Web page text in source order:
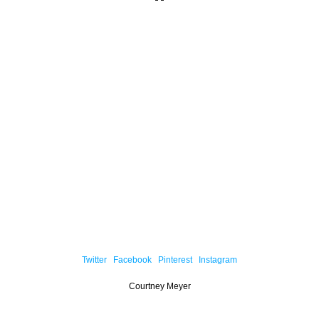
Twitter Facebook Pinterest Instagram
Courtney Meyer